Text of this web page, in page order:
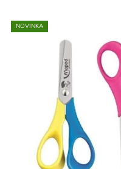
NOVINKA